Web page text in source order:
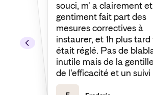
ma demande. Merci
souci, m' a clairement et
gentiment fait part des
mesures correctives à
instaurer, et 1h plus
était réglé. Pas de
inutile mais de la
de l'efficacité et un suivi